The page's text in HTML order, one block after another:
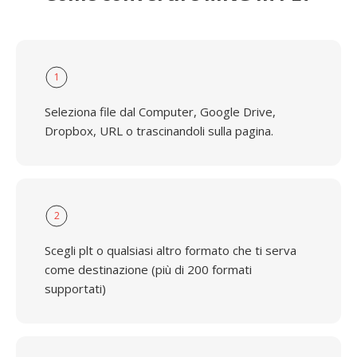
1
Seleziona file dal Computer, Google Drive,
Dropbox, URL o trascinandoli sulla pagina.
2
Scegli plt o qualsiasi altro formato che ti serva
come destinazione (più di 200 formati
supportati)